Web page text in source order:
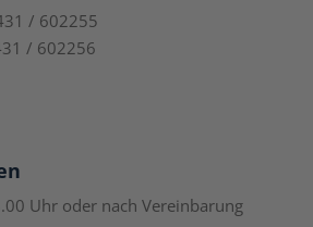
/ 602255
/ 602256
Uhr oder nach Vereinbarung